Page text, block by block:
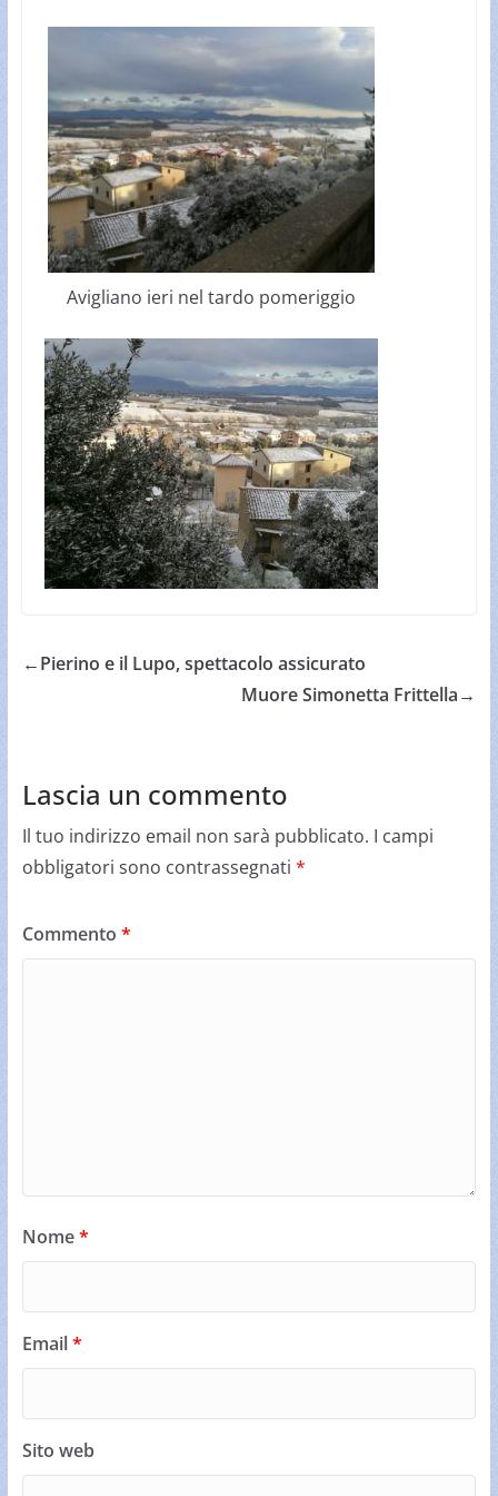
Avigliano ieri nel tardo pomeriggio
←Pierino e il Lupo, spettacolo assicurato
Muore Simonetta Frittella→
Lascia un commento
Il tuo indirizzo email non sarà pubblicato. I campi
obbligatori sono contrassegnati *
Commento *
Nome*
Email*
Sito web